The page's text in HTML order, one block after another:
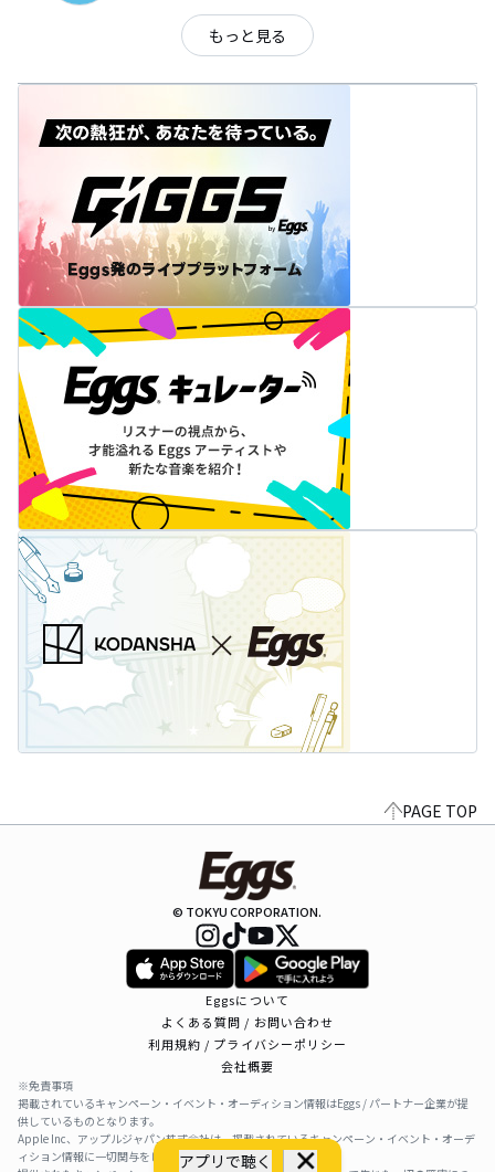
アプリで聴く
もっと見る
PAGE TOP
© TOKYU CORPORATION.
Eggsについて
よくある質問 / お問い合わせ
利用規約 / プライバシーポリシー
会社概要
※免責事項
掲載されているキャンペーン・イベント・オーディション情報はEggs / パートナー企業が提
供しているものとなります。
Apple Inc、アップルジャパン株式会社は、掲載されているキャンペーン・イベント・オーデ
ィション情報に一切関与をしておりません。